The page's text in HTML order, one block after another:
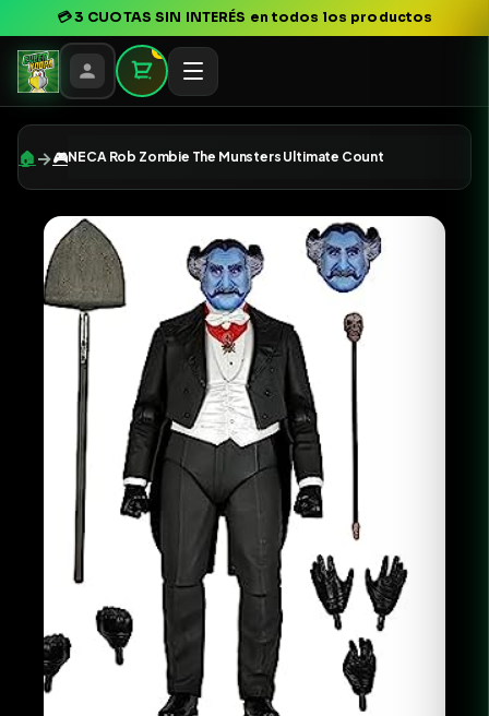
💳3 CUOTAS SIN INTERÉS en todos los productos
0
🏠 →🎮NECA Rob Zombie The Munsters Ultimate Count